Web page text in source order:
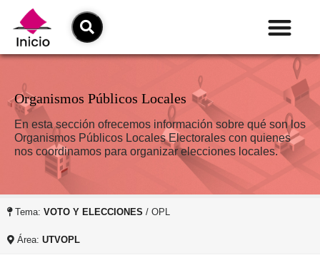
Organismos Públicos Locales
En esta sección ofrecemos información sobre qué son los
Organismos Públicos Locales Electorales con quienes
nos coordinamos para organizar elecciones locales.
Tema: VOTO Y ELECCIONES / OPL
Área: UTVOPL